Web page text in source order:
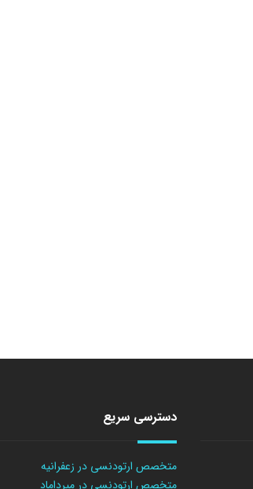
دسترسی سریع
متخصص ارتودنسی در زعفرانیه
متخصص ارتودنسی در میرداماد